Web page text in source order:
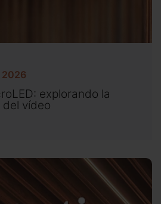
2026
explorando la
vídeo